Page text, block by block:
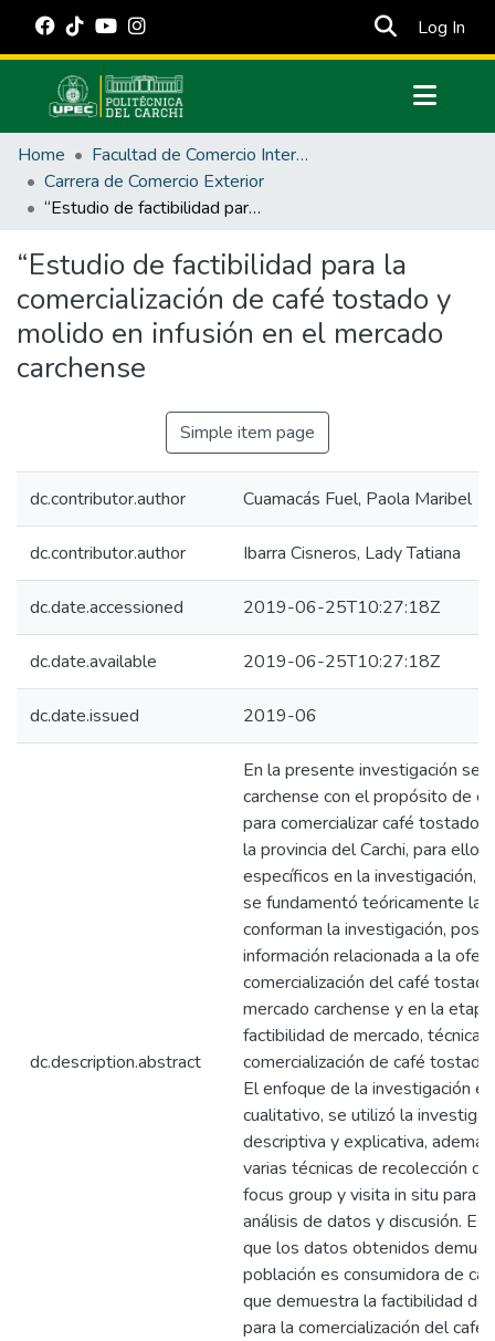
Log In
Communities & Collections
All of DSpace
Statistics
Estadísticas Externas
Manuales
Home
Facultad de Comercio Internacional, Integración, Administración y Economía Empresarial
Carrera de Comercio Exterior
“Estudio de factibilidad para la comercialización de café tostado y molido en infusión en el mercado carchense
“Estudio de factibilidad para la
comercialización de café tostado y
molido en infusión en el mercado
carchense
Simple item page
dc.contributor.author Cuamacás Fuel, Paola Maribel
dc.contributor.author Ibarra Cisneros, Lady Tatiana
dc.date.accessioned 2019-06-25T10:27:18Z
dc.date.available 2019-06-25T10:27:18Z
dc.date.issued 2019-06
dc.description.abstract
En la presente investigación se
carchense con el propósito de
para comercializar café tostado
la provincia del Carchi, para
específicos en la investigación,
se fundamentó teóricamente
conforman la investigación,
información relacionada a la
comercialización del café
mercado carchense y en la
factibilidad de mercado, técnica
comercialización de café
El enfoque de la investigación
cualitativo, se utilizó la
descriptiva y explicativa,
varias técnicas de recolección
focus group y visita in situ para
análisis de datos y discusión.
que los datos obtenidos
población es consumidora de
que demuestra la factibilidad
para la comercialización del